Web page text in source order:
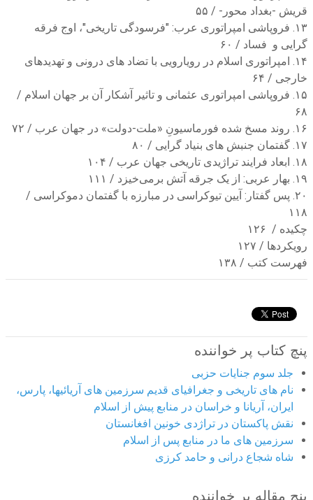
قریش -بغداد محور- / ۵۵
۱۳. فروپاشی امپراتوری عرب: "فرسودگی تاریخی"، اوج فرقه
گرایی و فساد / ۶۰
۱۴. امپراتوری اسلام در رویارویی با تضاد های درونی و تهدیدهای
خارجی / ۶۴
۱۵. فروپاشی امپراتوری عثمانی و تاثیر آشکار آن بر جهان اسلام /
۶۸
۱۶. روند مسخ شده فورماسیونِ «ملت-دولت» در جهان عرب / ۷۲
۱۷. گفتمان جنبش های بنیاد گرایی / ۸۰
۱۸. ابعاد فرایند تراژیدی تاریخی جهان عرب / ۱۰۴
۱۹. بهار عربی: از یک جرقه آتش برمی‌خیزد / ۱۱۱
۲۰. پس گفتار: آیین تیوکراسی در مبارزه با گفتمان دموکراسی /
۱۱۸
چکیده / ۱۲۶
رویکردها / ۱۲۷
فهرست کتب / ۱۳۸
پنچ کتاب پر خواننده
جلد سوم جنایات حزبی
نام های تاریخی و جغرافیای قدیم سرزمین های آریائیها، پارس،
ایران، آریانا و خراسان در منابع پیش از اسلام
نقش پاکستان در تراژدی خونین افغانستان
سرزمین های ما در منابع پس از اسلام
شاه شجاع درانی و حامد کرزی
پنج مقاله پر خواننده